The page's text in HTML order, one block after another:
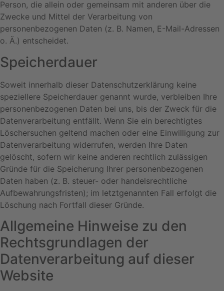
Person, die allein oder gemeinsam mit anderen über die
Zwecke und Mittel der Verarbeitung von
personenbezogenen Daten (z. B. Namen, E-Mail-Adressen
o. Ä.) entscheidet.
Speicherdauer
Soweit innerhalb dieser Datenschutzerklärung keine
speziellere Speicherdauer genannt wurde, verbleiben Ihre
personenbezogenen Daten bei uns, bis der Zweck für die
Datenverarbeitung entfällt. Wenn Sie ein berechtigtes
Löschersuchen geltend machen oder eine Einwilligung zur
Datenverarbeitung widerrufen, werden Ihre Daten
gelöscht, sofern wir keine anderen rechtlich zulässigen
Gründe für die Speicherung Ihrer personenbezogenen
Daten haben (z. B. steuer- oder handelsrechtliche
Aufbewahrungsfristen); im letztgenannten Fall erfolgt die
Löschung nach Fortfall dieser Gründe.
Allgemeine Hinweise zu den
Rechtsgrundlagen der
Datenverarbeitung auf dieser
Website